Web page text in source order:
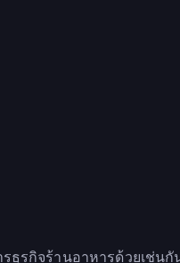
รกิจร้านอาหารด้วยเช่น